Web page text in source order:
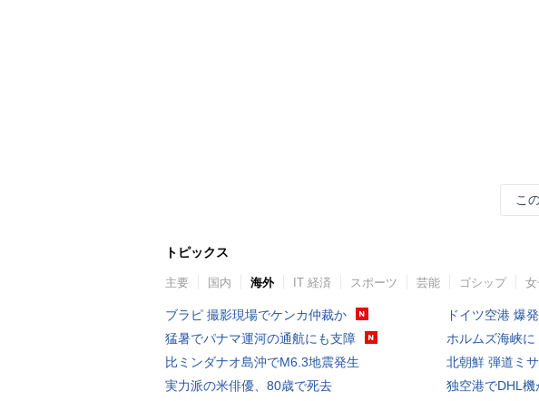
こ
トピックス
主要 国内 海外 IT 経済 スポーツ 芸能 ゴシップ 女
ブラピ 撮影現場でケンカ仲裁か
猛暑でパナマ運河の通航にも支障
比ミンダナオ島沖でM6.3地震発生
実力派の米俳優、80歳で死去
ドイツ空港 爆
ホルムズ海峡
北朝鮮 弾道ミ
独空港でDHL